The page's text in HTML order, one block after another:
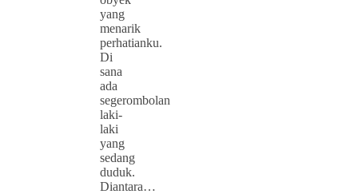
yang
menarik
perhatianku.
Di
sana
ada
segerombolan
laki-
laki
yang
sedang
duduk.
Diantara…